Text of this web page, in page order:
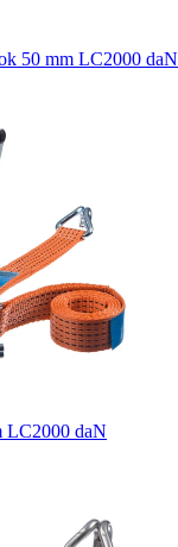
50 mm LC2000 daN
LC2000 daN